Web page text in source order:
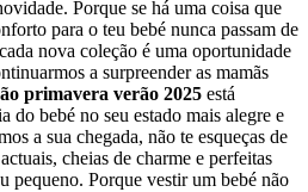
Porque se há uma coisa que
para o teu bebé nunca passam de
nova coleção é uma oportunidade
a surpreender as mamãs
primavera verão 2025 está
do bebé no seu estado mais alegre e
a sua chegada, não te esqueças de
cheias de charme e perfeitas
pequeno. Porque vestir um bebé não